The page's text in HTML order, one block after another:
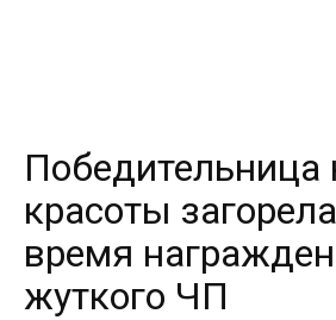
Победительница
красоты
время
жуткого ЧП